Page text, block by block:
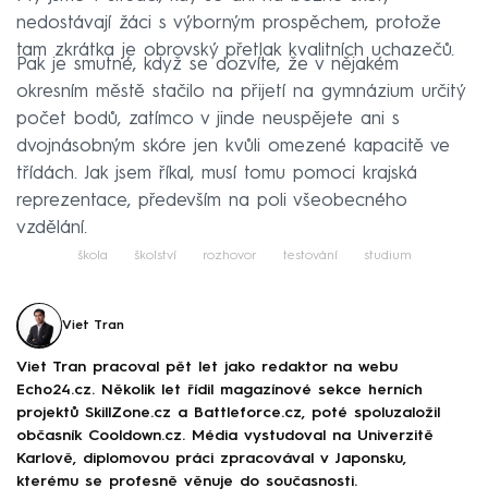
nedostávají žáci s výborným prospěchem, protože
tam zkrátka je obrovský přetlak kvalitních uchazečů.
Pak je smutné, když se dozvíte, že v nějakém
okresním městě stačilo na přijetí na gymnázium určitý
počet bodů, zatímco v jinde neuspějete ani s
dvojnásobným skóre jen kvůli omezené kapacitě ve
třídách. Jak jsem říkal, musí tomu pomoci krajská
reprezentace, především na poli všeobecného
vzdělání.
škola školství rozhovor testování studium
Viet Tran
Viet Tran pracoval pět let jako redaktor na webu
Echo24.cz. Několik let řídil magazínové sekce herních
projektů SkillZone.cz a Battleforce.cz, poté spoluzaložil
občasník Cooldown.cz. Média vystudoval na Univerzitě
Karlově, diplomovou práci zpracovával v Japonsku,
kterému se profesně věnuje do současnosti.